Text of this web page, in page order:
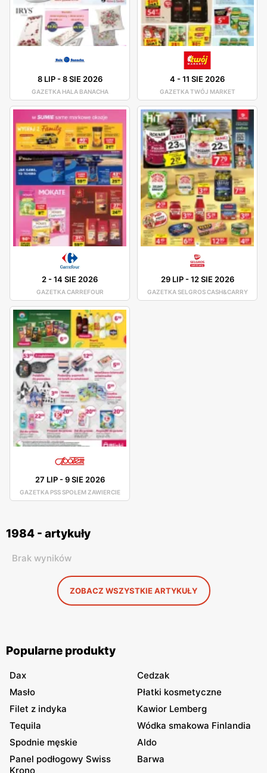
8 LIP-8 SIE 2026
GAZETKA HALA BANACHA
4 -11 SIE 2026
GAZETKA TWÓJ MARKET
2-14 SIE 2026
GAZETKA CARREFOUR
29 LIP-12 SIE 2026
GAZETKA SELGROS CASH&CARRY
27 LIP-9 SIE 2026
GAZETKA PSS SPOŁEM ZAWIERCIE
1984 - artykuły
Brak wyników
ZOBACZ WSZYSTKIE ARTYKUŁY
Popularne produkty
Dax
Cedzak
Masło
Płatki kosmetyczne
Filet z indyka
Kawior Lemberg
Tequila
Wódka smakowa Finlandia
Spodnie męskie
Aldo
Panel podłogowy Swiss
Krono
Barwa